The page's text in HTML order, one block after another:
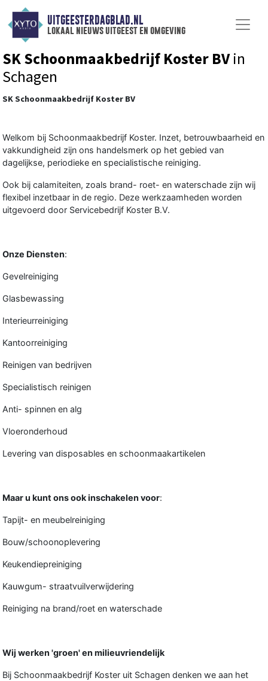
UITGEESTERDAGBLAD.NL
lokaal nieuws uitgeest en omgeving
SK Schoonmaakbedrijf Koster BVin
Schagen
SK Schoonmaakbedrijf Koster BV
Welkom bij Schoonmaakbedrijf Koster. Inzet, betrouwbaarheid en
vakkundigheid zijn ons handelsmerk op het gebied van
dagelijkse, periodieke en specialistische reiniging.
Ook bij calamiteiten, zoals brand- roet- en waterschade zijn wij
flexibel inzetbaar in de regio. Deze werkzaamheden worden
uitgevoerd door Servicebedrijf Koster B.V.
Onze Diensten:
Gevelreiniging
Glasbewassing
Interieurreiniging
Kantoorreiniging
Reinigen van bedrijven
Specialistisch reinigen
Anti- spinnen en alg
Vloeronderhoud
Levering van disposables en schoonmaakartikelen
Maar u kunt ons ook inschakelen voor:
Tapijt- en meubelreiniging
Bouw/schoonoplevering
Keukendiepreiniging
Kauwgum- straatvuilverwijdering
Reiniging na brand/roet en waterschade
Wij werken 'groen' en milieuvriendelijk
Bij Schoonmaakbedrijf Koster uit Schagen denken we aan het